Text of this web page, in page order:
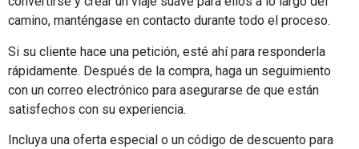
camino, manténgase en contacto durante todo el proceso.
Si su cliente hace una petición, esté ahí para responderla
rápidamente. Después de la compra, haga un seguimiento
con un correo electrónico para asegurarse de que están
satisfechos con su experiencia.
Incluya una oferta especial o un código de descuento para